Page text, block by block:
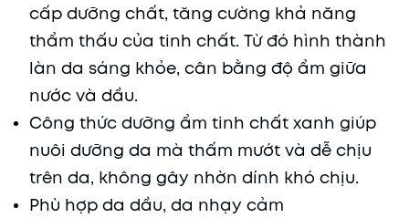
cấp dưỡng chất, tăng cường khả năng
thẩm thấu của tinh chất. Từ đó hình thành
làn da sáng khỏe, cân bằng độ ẩm giữa
nước và dầu.
Công thức dưỡng ẩm tinh chất xanh giúp
nuôi dưỡng da mà thấm mướt và dễ chịu
trên da, không gây nhờn dính khó chịu.
Phù hợp da dầu, da nhạy cảm